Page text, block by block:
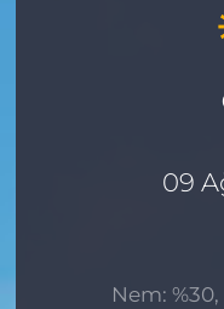
09
Nem: %30,